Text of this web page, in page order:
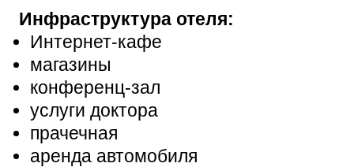
Инфраструктура отеля:
Интернет-кафе
магазины
конференц-зал
услуги доктора
прачечная
аренда автомобиля